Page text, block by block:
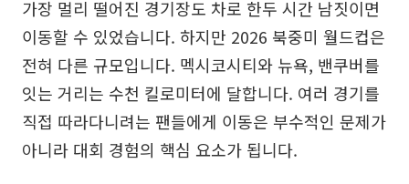
가장 멀리 떨어진 경기장도 차로 한두 시간 남짓이면
이동할 수 있었습니다. 하지만 2026 북중미 월드컵은
전혀 다른 규모입니다. 멕시코시티와 뉴욕, 밴쿠버를
잇는 거리는 수천 킬로미터에 달합니다. 여러 경기를
직접 따라다니려는 팬들에게 이동은 부수적인 문제가
아니라 대회 경험의 핵심 요소가 됩니다.